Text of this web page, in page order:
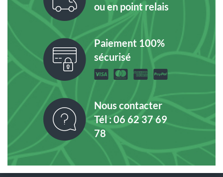
ou en point relais
Paiement 100%
sécurisé
Nous contacter
Tél : 06 62 37 69
78